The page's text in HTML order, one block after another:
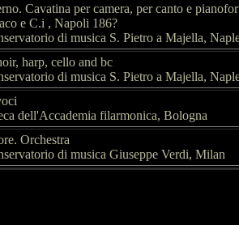
Cavatina per camera, per canto e
e C.i , Napoli 186?
di musica S. Pietro a Majella,
harp, cello and bc
di musica S. Pietro a Majella,
dell'Accademia filarmonica, Bologna
Orchestra
di musica Giuseppe Verdi, Milan